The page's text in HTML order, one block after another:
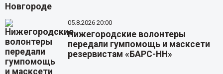
05.8.2026 20:00
Нижегородские волонтеры
передали гумпомощь и масксети
резервистам «БАРС-НН»